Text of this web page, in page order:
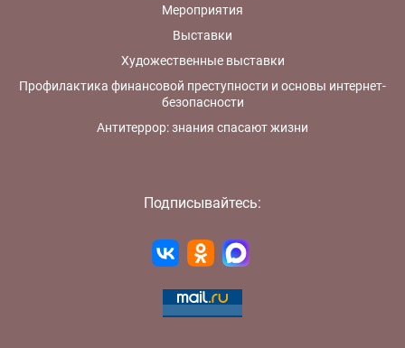
Мероприятия
Выставки
Художественные выставки
Профилактика финансовой преступности и основы интернет-
безопасности
Антитеррор: знания спасают жизни
Подписывайтесь: